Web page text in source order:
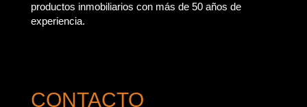
productos inmobiliarios con más de 50 años de
experiencia.
CONTACTO